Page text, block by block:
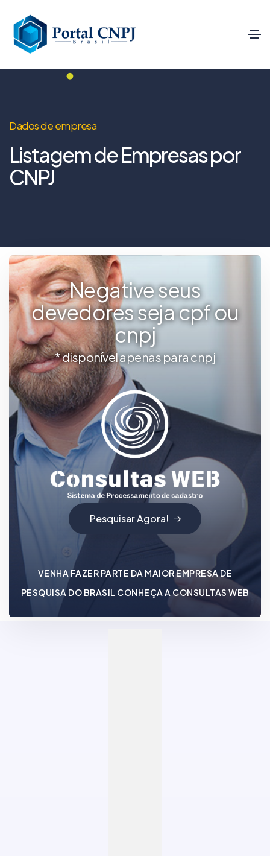
Dados de empresa
Listagem de Empresas por
CNPJ
Negative seus
devedores seja cpf ou
cnpj
* disponível apenas para cnpj
Pesquisar Agora!
VENHA FAZER PARTE DA MAIOR EMPRESA DE
PESQUISA DO BRASIL CONHEÇA A CONSULTAS WEB